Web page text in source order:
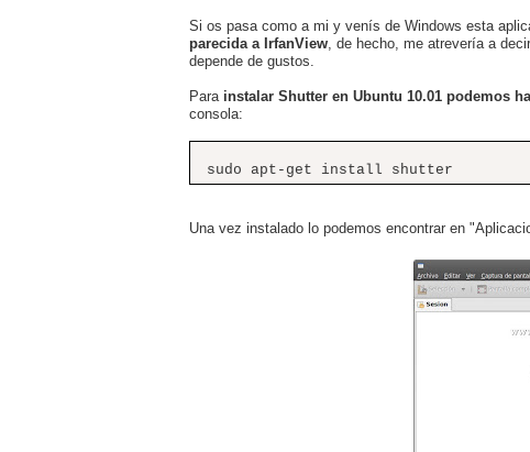
Si os pasa como a mi y venís de Windows esta
parecida a IrfanView , de hecho, me atrevería a
depende de gustos.
Para instalar Shutter en Ubuntu 10.01 podemos
consola:
sudo apt-get install shutter
Una vez instalado lo podemos encontrar en